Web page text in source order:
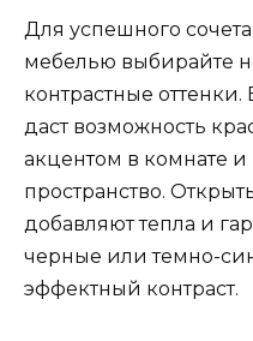
Для успешного
мебелью выбирайте
контрастные
даст возможность
акцентом в комнате и
пространство.
добавляют тепла и
черные или темно-
эффектный контраст.